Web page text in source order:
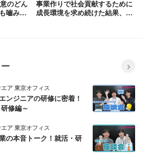
のどん
嚙み分
事業作りで社会貢献するために
成長環境を求め続けた結果、
ア 東京オフィス
ンジニアの研修に密着！
修編～
ア 東京オフィス
の本音トーク！就活・研